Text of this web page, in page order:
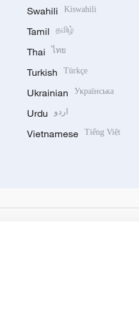
Swahili Kiswahili
Tamil தமிழ்
Thai ไทย
Turkish Türkçe
Ukrainian Українська
Urdu اردو
Vietnamese Tiếng Việt